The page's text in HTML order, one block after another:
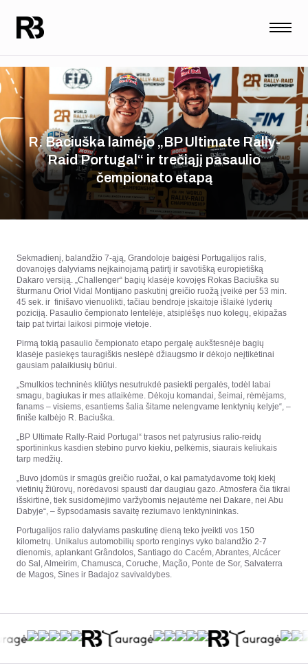
R. Baciuška laimėjo „BP Ultimate Rally-
Raid Portugal“ ir trečiąjį pasaulio
čempionato etapą
Sekmadienį, balandžio 7-ąją, Grandoloje baigėsi Portugalijos ralis,
dovanojęs dalyviams neįkainojamą patirtį ir savotišką europietišką
Dakaro versiją. „Challenger“ bagių klasėje kovojęs Rokas Baciuška su
šturmanu Oriol Vidal Montijano paskutinį greičio ruožą įveikė per 53 min.
45 sek. ir finišavo vienuolikti, tačiau bendroje įskaitoje išlaikė lyderių
poziciją. Pasaulio čempionato lentelėje, atsiplėšęs nuo kolegų, ekipažas
taip pat tvirtai laikosi pirmoje vietoje.
Pirmą tokią pasaulio čempionato etapo pergalę aukštesnėje bagių
klasėje pasiekęs tauragiškis neslėpė džiaugsmo ir dėkojo neįtikėtinai
gausiam palaikiusių būriui.
„Smulkios techninės kliūtys nesutrukdė pasiekti pergalės, todėl labai
smagu, bagiukas ir mes atlaikėme. Dėkoju komandai, šeimai, rėmėjams,
fanams – visiems, esantiems šalia šitame nelengvame lenktynių kelyje“, –
finiše kalbėjo R. Baciuška.
„BP Ultimate Rally-Raid Portugal“ trasos net patyrusius ralio-reidų
sportininkus kasdien stebino purvo kiekiu, pelkėmis, siaurais keliukais
tarp medžių.
„Buvo įdomūs ir smagūs greičio ruožai, o kai pamatydavome tokį kiekį
vietinių žiūrovų, norėdavosi spausti dar daugiau gazo. Atmosfera čia tikrai
išskirtinė, tiek susidomėjimo varžybomis nejautėme nei Dakare, nei Abu
Dabyje“, – šypsodamasis savaitę reziumavo lenktynininkas.
Portugalijos ralio dalyviams paskutinę dieną teko įveikti vos 150
kilometrų. Unikalus automobilių sporto renginys vyko balandžio 2-7
dienomis, aplankant Grândolos, Santiago do Cacém, Abrantes, Alcácer
do Sal, Almeirim, Chamusca, Coruche, Mação, Ponte de Sor, Salvaterra
de Magos, Sines ir Badajoz savivaldybes.